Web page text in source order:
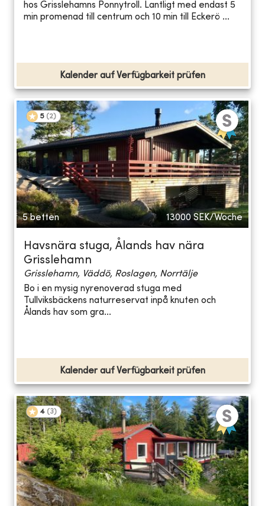
hos Grisslehamns Ponnytroll. Lantligt med endast 5
min promenad till centrum och 10 min till Eckerö ...
Kalender auf Verfügbarkeit prüfen
5 (2)
5 betten 13000 SEK/Woche
Havsnära stuga, Ålands hav nära
Grisslehamn
Grisslehamn, Väddö, Roslagen, Norrtälje
Bo i en mysig nyrenoverad stuga med
Tullviksbäckens naturreservat inpå knuten och
Ålands hav som gra...
Kalender auf Verfügbarkeit prüfen
4 (3)